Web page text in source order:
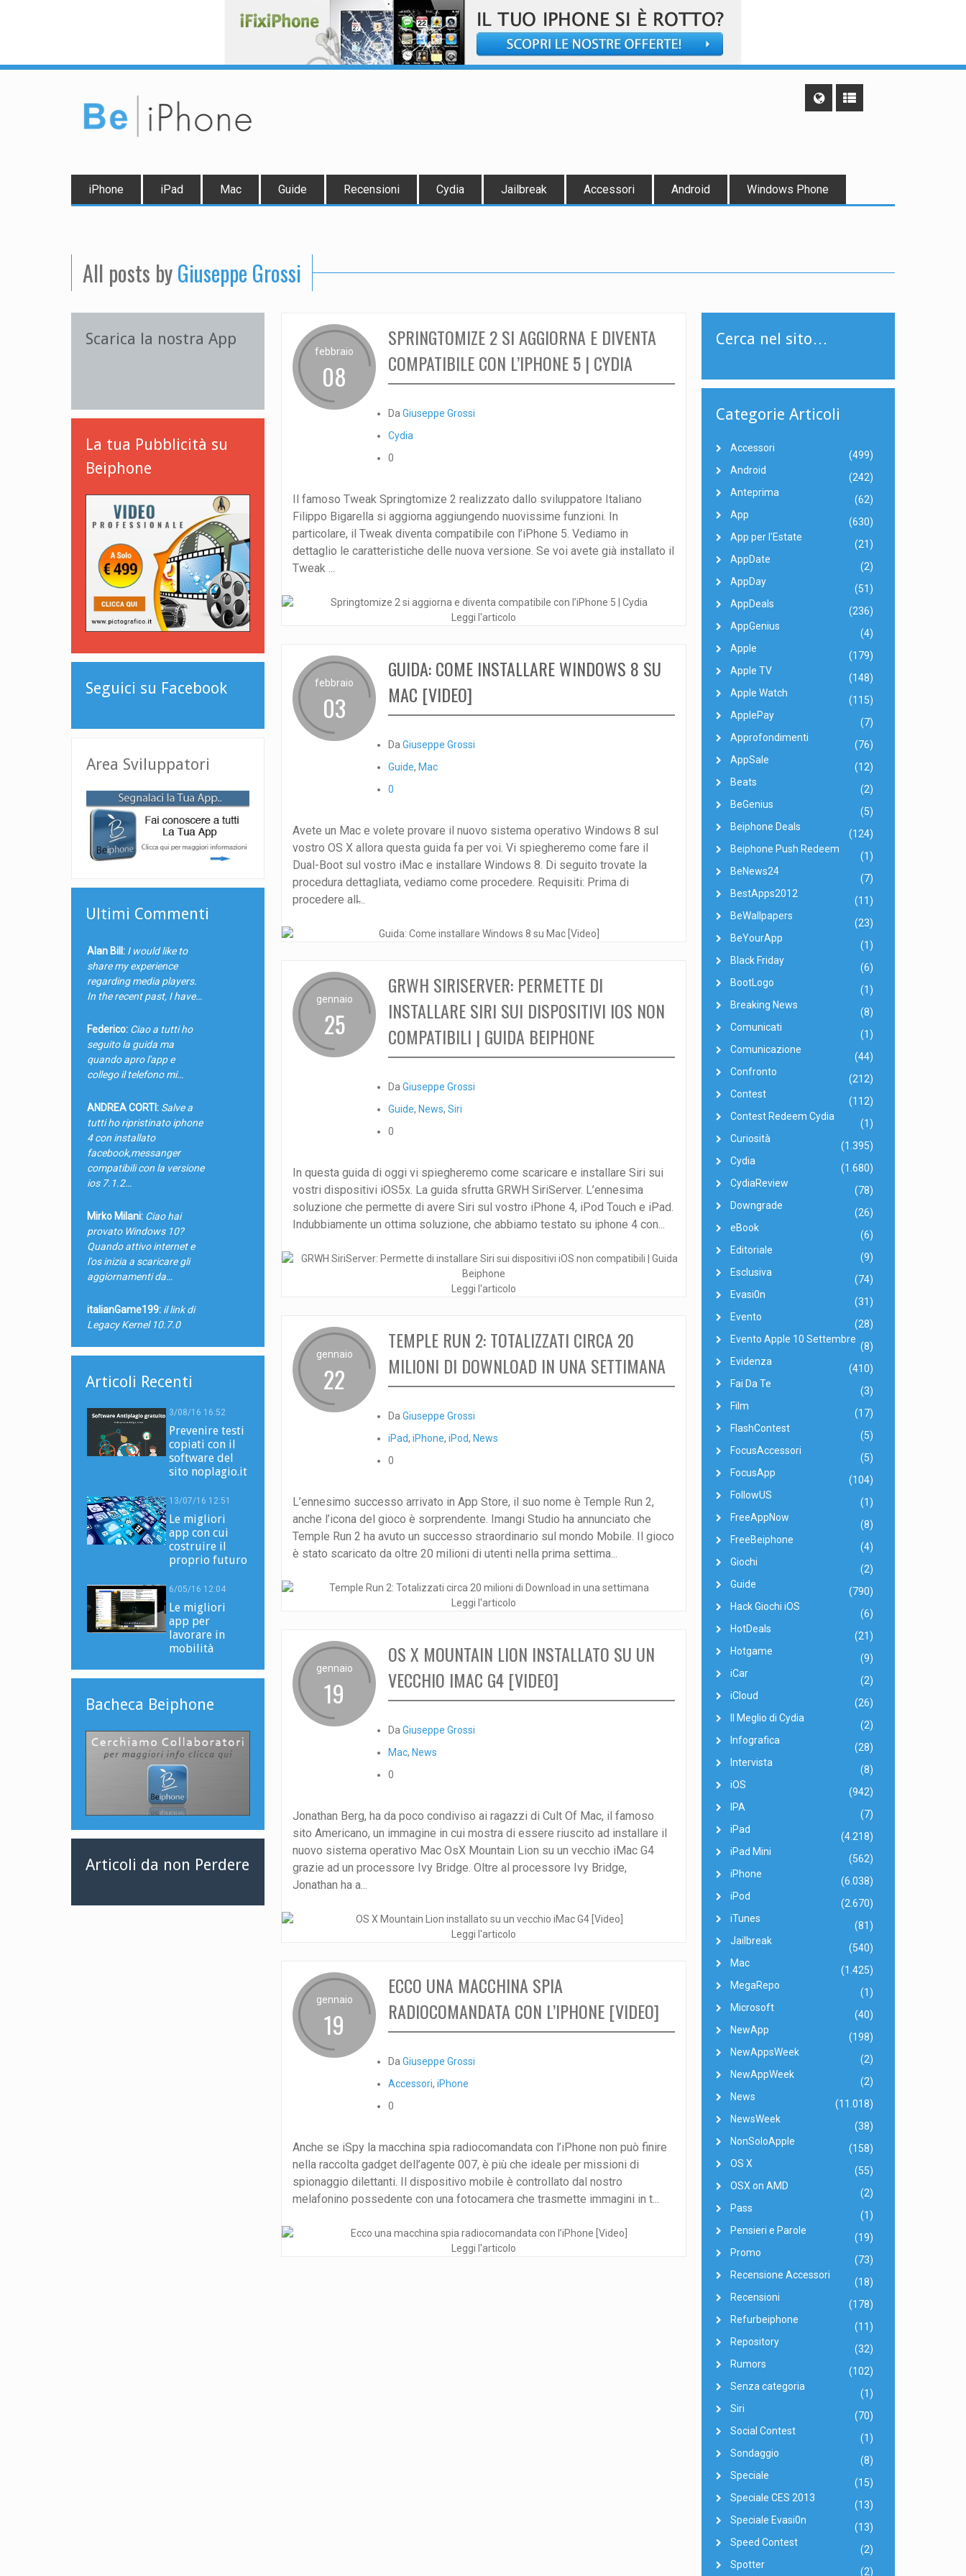
iPhone iPad Mac Guide Recensioni Cydia Jailbreak Accessori Android Windows Phone
All posts byGiuseppe Grossi
Scarica la nostra App
La tua Pubblicità su
Beiphone
Seguici su Facebook
Area Sviluppatori
Ultimi Commenti
Alan Bill: I would like to
share my experience
regarding media players.
In the recent past, I have…
Federico: Ciao a tutti ho
seguito la guida ma
quando apro l'app e
collego il telefono mi…
ANDREA CORTI: Salve a
tutti ho ripristinato iphone
4 con installato
facebook,messanger
compatibili con la versione
ios 7.1.2…
Mirko Milani: Ciao hai
provato Windows 10?
Quando attivo internet e
l'os inizia a scaricare gli
aggiornamenti da…
italianGame199: il link di
Legacy Kernel 10.7.0
Articoli Recenti
3/08/16 16:52
Prevenire testi
copiati con il
software del
sito noplagio.it
13/07/16 12:51
Le migliori
app con cui
costruire il
proprio futuro
6/05/16 12:04
Le migliori
app per
lavorare in
mobilità
Bacheca Beiphone
Articoli da non Perdere
febbraio
08
SPRINGTOMIZE 2 SI AGGIORNA E DIVENTA
COMPATIBILE CON L’IPHONE 5 | CYDIA
DaGiuseppe Grossi
Cydia
0
Il famoso Tweak Springtomize 2 realizzato dallo sviluppatore Italiano
Filippo Bigarella si aggiorna aggiungendo nuovissime funzioni. In
particolare, il Tweak diventa compatibile con l’iPhone 5. Vediamo in
dettaglio le caratteristiche delle nuova versione. Se voi avete già installato il
Tweak ...
Leggi l'articolo
febbraio
03
GUIDA: COME INSTALLARE WINDOWS 8 SU
MAC [VIDEO]
DaGiuseppe Grossi
Guide, Mac
0
Avete un Mac e volete provare il nuovo sistema operativo Windows 8 sul
vostro OS X allora questa guida fa per voi. Vi spiegheremo come fare il
Dual-Boot sul vostro iMac e installare Windows 8. Di seguito trovate la
procedura dettagliata, vediamo come procedere. Requisiti: Prima di
procedere all̵...
gennaio
25
GRWH SIRISERVER: PERMETTE DI
INSTALLARE SIRI SUI DISPOSITIVI IOS NON
COMPATIBILI | GUIDA BEIPHONE
DaGiuseppe Grossi
Guide, News,Siri
0
In questa guida di oggi vi spiegheremo come scaricare e installare Siri sui
vostri dispositivi iOS5x. La guida sfrutta GRWH SiriServer. L’ennesima
soluzione che permette di avere Siri sul vostro iPhone 4, iPod Touch e iPad.
Indubbiamente un ottima soluzione, che abbiamo testato su iphone 4 con...
Leggi l'articolo
gennaio
22
TEMPLE RUN 2: TOTALIZZATI CIRCA 20
MILIONI DI DOWNLOAD IN UNA SETTIMANA
DaGiuseppe Grossi
iPad,iPhone,iPod, News
0
L’ennesimo successo arrivato in App Store, il suo nome è Temple Run 2,
anche l’icona del gioco è sorprendente. Imangi Studio ha annunciato che
Temple Run 2 ha avuto un successo straordinario sul mondo Mobile. Il gioco
è stato scaricato da oltre 20 milioni di utenti nella prima settima...
Leggi l'articolo
gennaio
19
OS X MOUNTAIN LION INSTALLATO SU UN
VECCHIO IMAC G4 [VIDEO]
DaGiuseppe Grossi
Mac, News
0
Jonathan Berg, ha da poco condiviso ai ragazzi di Cult Of Mac, il famoso
sito Americano, un immagine in cui mostra di essere riuscito ad installare il
nuovo sistema operativo Mac OsX Mountain Lion su un vecchio iMac G4
grazie ad un processore Ivy Bridge. Oltre al processore Ivy Bridge,
Jonathan ha a...
Leggi l'articolo
gennaio
19
ECCO UNA MACCHINA SPIA
RADIOCOMANDATA CON L’IPHONE [VIDEO]
DaGiuseppe Grossi
Accessori,iPhone
0
Anche se iSpy la macchina spia radiocomandata con l’iPhone non può finire
nella raccolta gadget dell’agente 007, è più che ideale per missioni di
spionaggio dilettanti. Il dispositivo mobile è controllato dal nostro
melafonino possedente con una fotocamera che trasmette immagini in t...
Leggi l'articolo
Cerca nel sito…
Categorie Articoli
Accessori
(499)
Android
(242)
Anteprima
(62)
App
(630)
App per l'Estate
(21)
AppDate
(2)
AppDay
(51)
AppDeals
(236)
AppGenius
(4)
Apple
(179)
Apple TV
(148)
Apple Watch
(115)
ApplePay
(7)
Approfondimenti
(76)
AppSale
(12)
Beats
(2)
BeGenius
(5)
Beiphone Deals
(124)
Beiphone Push Redeem
(1)
BeNews24
(7)
BestApps2012
(11)
BeWallpapers
(23)
BeYourApp
(1)
Black Friday
(6)
BootLogo
(1)
Breaking News
(8)
Comunicati
(1)
Comunicazione
(44)
Confronto
(212)
Contest
(112)
Contest Redeem Cydia
(1)
Curiosità
(1.395)
Cydia
(1.680)
CydiaReview
(78)
Downgrade
(26)
eBook
(6)
Editoriale
(9)
Esclusiva
(74)
Evasi0n
(31)
Evento
(28)
Evento Apple 10 Settembre
(8)
Evidenza
(410)
Fai Da Te
(3)
Film
(17)
FlashContest
(5)
FocusAccessori
(5)
FocusApp
(104)
FollowUS
(1)
FreeAppNow
(8)
FreeBeiphone
(4)
Giochi
(2)
Guide
(790)
Hack Giochi iOS
(6)
HotDeals
(21)
Hotgame
(9)
iCar
(2)
iCloud
(26)
Il Meglio di Cydia
(2)
Infografica
(28)
Intervista
(8)
iOS
(942)
IPA
(7)
iPad
(4.218)
iPad Mini
(562)
iPhone
(6.038)
iPod
(2.670)
iTunes
(81)
Jailbreak
(540)
Mac
(1.425)
MegaRepo
(1)
Microsoft
(40)
NewApp
(198)
NewAppsWeek
(2)
NewAppWeek
(2)
News
(11.018)
NewsWeek
(38)
NonSoloApple
(158)
OS X
(55)
OSX on AMD
(2)
Pass
(1)
Pensieri e Parole
(19)
Promo
(73)
Recensione Accessori
(18)
Recensioni
(178)
Refurbeiphone
(11)
Repository
(32)
Rumors
(102)
Senza categoria
(1)
Siri
(70)
Social Contest
(1)
Sondaggio
(8)
Speciale
(15)
Speciale CES 2013
(13)
Speciale Evasi0n
(13)
Speed Contest
(2)
Spotter
(2)